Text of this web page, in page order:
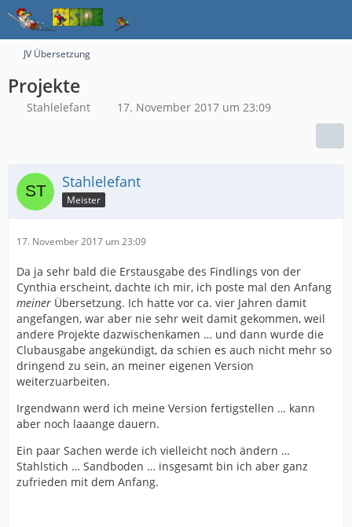
JV Übersetzung
Projekte
Stahlelefant 17. November 2017 um 23:09
Stahlelefant
Meister
17. November 2017 um 23:09
Da ja sehr bald die Erstausgabe des Findlings von der
Cynthia erscheint, dachte ich mir, ich poste mal den Anfang
meiner Übersetzung. Ich hatte vor ca. vier Jahren damit
angefangen, war aber nie sehr weit damit gekommen, weil
andere Projekte dazwischenkamen … und dann wurde die
Clubausgabe angekündigt, da schien es auch nicht mehr so
dringend zu sein, an meiner eigenen Version
weiterzuarbeiten.
Irgendwann werd ich meine Version fertigstellen … kann
aber noch laaange dauern.
Ein paar Sachen werde ich vielleicht noch ändern …
Stahlstich … Sandboden … insgesamt bin ich aber ganz
zufrieden mit dem Anfang.